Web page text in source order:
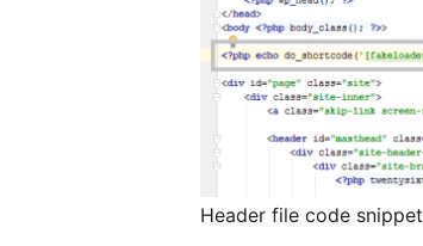
Header file code snippet